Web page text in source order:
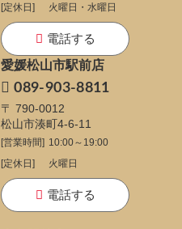
[定休日]
火曜日・水曜日
電話する
愛媛松山市駅前店
089-903-8811
〒 790-0012
松山市湊町4-6-11
[営業時間] 10:00～19:00
[定休日]
火曜日
電話する